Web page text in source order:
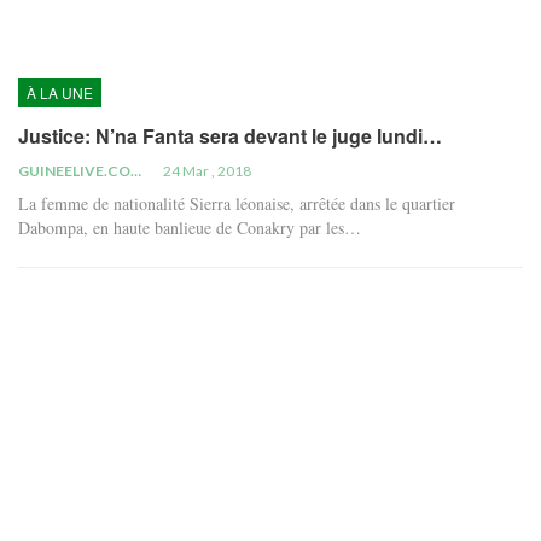
À LA UNE
Justice: N’na Fanta sera devant le juge lundi…
GUINEELIVE.COM 24 Mar , 2018
La femme de nationalité Sierra léonaise, arrêtée dans le quartier
Dabompa, en haute banlieue de Conakry par les…